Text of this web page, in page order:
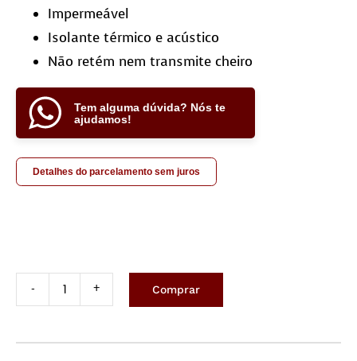
Impermeável
Isolante térmico e acústico
Não retém nem transmite cheiro
Tem alguma dúvida? Nós te
ajudamos!
Detalhes do parcelamento sem juros
1,5×2,0m
Comprar